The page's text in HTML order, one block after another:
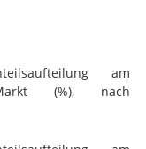
am
Markt (%), nach